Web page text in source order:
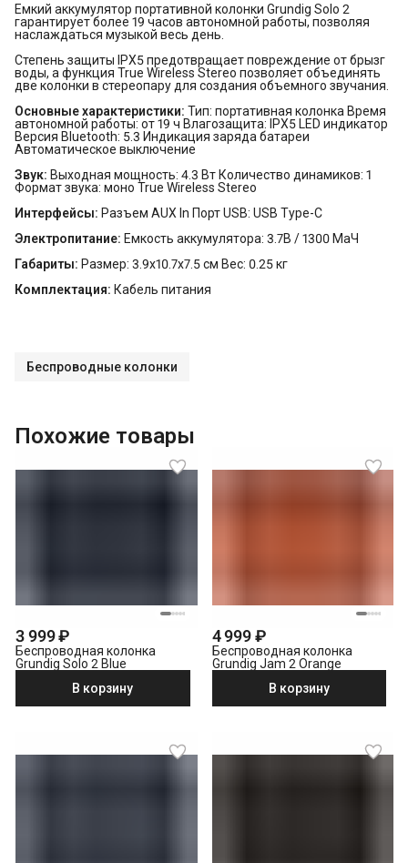
Емкий аккумулятор портативной колонки Grundig Solo 2
гарантирует более 19 часов автономной работы, позволяя
наслаждаться музыкой весь день.
Степень защиты IPX5 предотвращает повреждение от брызг
воды, а функция True Wireless Stereo позволяет объединять
две колонки в стереопару для создания объемного звучания.
Основные характеристики: Тип: портативная колонка Время
автономной работы: от 19 ч Влагозащита: IPX5 LED индикатор
Версия Bluetooth: 5.3 Индикация заряда батареи
Автоматическое выключение
Звук: Выходная мощность: 4.3 Вт Количество динамиков: 1
Формат звука: моно True Wireless Stereo
Интерфейсы: Разъем AUX In Порт USB: USB Type-C
Электропитание: Емкость аккумулятора: 3.7В / 1300 МаЧ
Габариты: Размер: 3.9x10.7x7.5 см Вес: 0.25 кг
Комплектация: Кабель питания
Беспроводные колонки
Похожие товары
3 999 ₽
Беспроводная колонка
Grundig Solo 2 Blue
В корзину
4 999 ₽
Беспроводная колонка
Grundig Jam 2 Orange
В корзину